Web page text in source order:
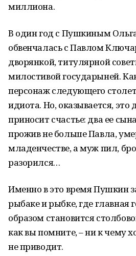
миллиона.
В один год с Пушкиным
обвенчалась с Павлом
дворянкой, титулярной
милостивой государыней.
персонаж следующего
идиота. Но, оказывается, это
приносит счастье: два ее
прожив не больше Павла,
младенчестве, а муж пил,
разорился…
Именно в это время Пушкин
рыбаке и рыбке, где главная
образом становится
как вы помните, – ни к чему
не приводит.